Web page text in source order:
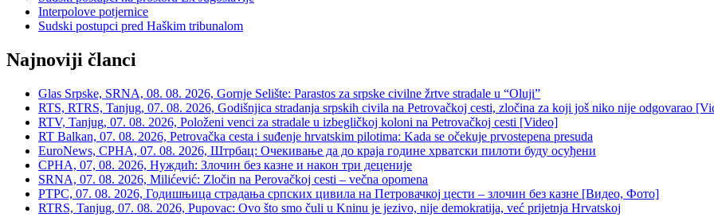
Interpolove potjernice
Sudski postupci pred Haškim tribunalom
Najnoviji članci
Glas Srpske, SRNA, 08. 08. 2026, Gornje Selište: Parastos za srpske civilne žrtve stradale u “Oluji”
RTS, RTRS, Tanjug, 07. 08. 2026, Godišnjica stradanja srpskih civila na Petrovačkoj cesti, zločina za koji još niko nije odgovarao
RTV, Tanjug, 07. 08. 2026, Položeni venci za stradale u izbegličkoj koloni na Petrovačkoj cesti [Video]
RT Balkan, 07. 08. 2026, Petrovačka cesta i suđenje hrvatskim pilotima: Kada se očekuje prvostepena presuda
EuroNews, СРНА, 07. 08. 2026, Штрбац: Очекивање да до краја године хрватски пилоти буду осуђени
СРНА, 07, 08. 2026, Нуждић: Злочин без казне и након три деценије
SRNA, 07. 08. 2026, Milićević: Zločin na Perovačkoj cesti – večna opomena
РТРС, 07. 08. 2026, Годишњица страдања српских цивила на Петровачкој цести – злочин без казне [Видео, Фото]
RTRS, Tanjug, 07. 08. 2026, Pupovac: Ovo što smo čuli u Kninu je jezivo, nije demokratija, već prijetnja Hrvatskoj